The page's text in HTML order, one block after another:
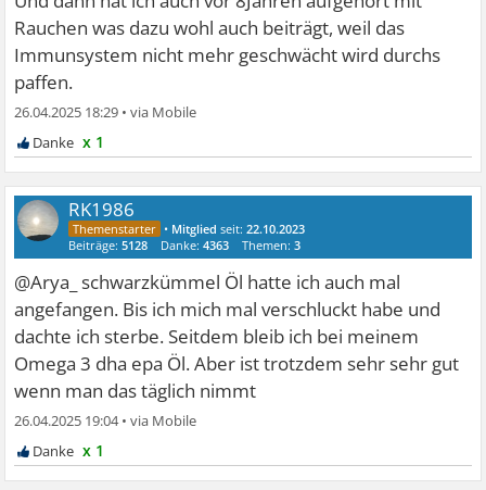
Rauchen was dazu wohl auch beiträgt, weil das
Immunsystem nicht mehr geschwächt wird durchs
paffen.
26.04.2025 18:29 •
x 1
RK1986
• Mitglied seit:22.10.2023
Beiträge:5128 Danke:4363 Themen:3
@Arya_ schwarzkümmel Öl hatte ich auch mal
angefangen. Bis ich mich mal verschluckt habe und
dachte ich sterbe. Seitdem bleib ich bei meinem
Omega 3 dha epa Öl. Aber ist trotzdem sehr sehr gut
wenn man das täglich nimmt
26.04.2025 19:04•
x 1